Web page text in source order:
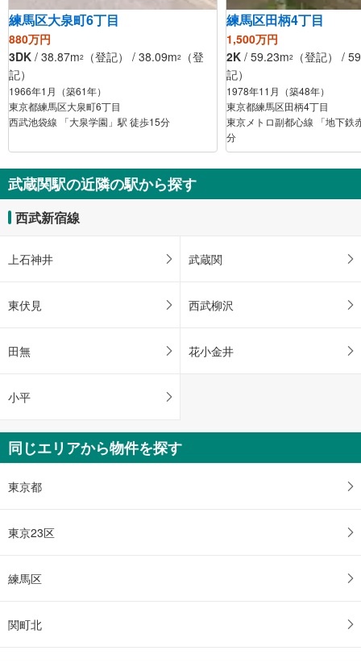
練馬区大泉町6丁目
880万円
3DK / 38.87m2 （登記） / 38.09m2
（登
記）
1966年1月（築61年）
東京都練馬区大泉町6丁目
西武池袋線 「大泉学園」駅 徒歩15分
練馬区田柄4丁目
1,500万円
2K / 59.23m2
（登記） /
記）
1978年11月（築48年）
東京都練馬区田柄4丁目
東京メトロ副都心線 「地下鉄
分
武蔵関駅の近隣の駅から探す
西武新宿線
上石神井 武蔵関
東伏見 西武柳沢
田無 花小金井
小平
同じエリアから物件を探す
東京都
東京23区
練馬区
関町北